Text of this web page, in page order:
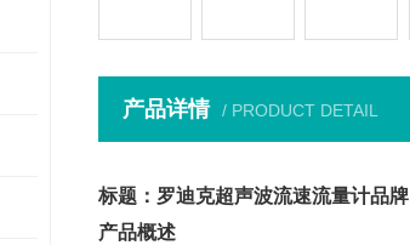
产品详情 / PRODUCT DETAIL
标题：罗迪克超声波流速流量计品牌
产品概述